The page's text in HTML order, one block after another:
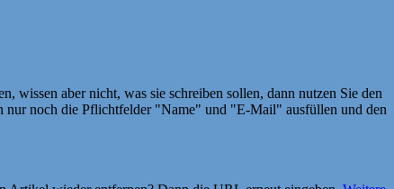
wissen aber nicht, was sie schreiben sollen, dann nutzen Sie den
noch die Pflichtfelder "Name" und "E-Mail" ausfüllen und den